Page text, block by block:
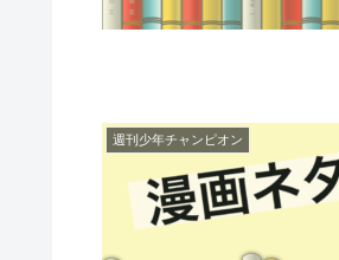
週刊少年チャンピオン